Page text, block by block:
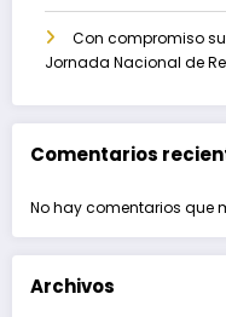
Con compromiso
Jornada Nacional de
Comentarios
No hay comentarios que
Archivos